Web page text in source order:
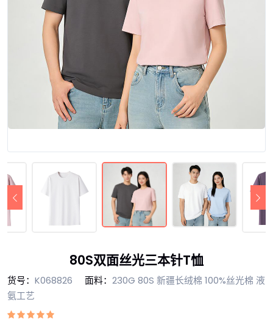
80S双面丝光三本针T恤
货号： K068826 面料： 230G 80S 新疆长绒棉 100%丝光棉 液
氨工艺